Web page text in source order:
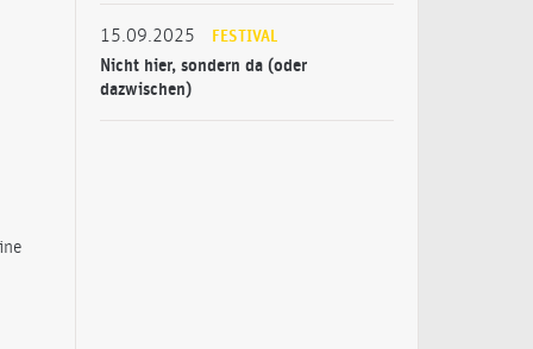
15.09.2025 FESTIVAL
Nicht hier, sondern da (oder
dazwischen)